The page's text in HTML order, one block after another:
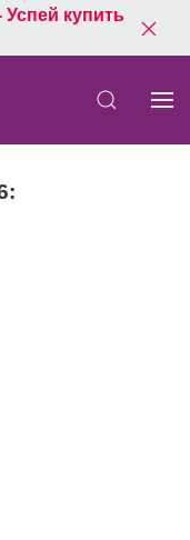
Успей купить